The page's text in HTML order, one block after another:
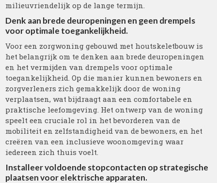
milieuvriendelijk op de lange termijn.
Denk aan brede deuropeningen en geen drempels
voor optimale toegankelijkheid.
Voor een zorgwoning gebouwd met houtskeletbouw is
het belangrijk om te denken aan brede deuropeningen
en het vermijden van drempels voor optimale
toegankelijkheid. Op die manier kunnen bewoners en
zorgverleners zich gemakkelijk door de woning
verplaatsen, wat bijdraagt aan een comfortabele en
praktische leefomgeving. Het ontwerp van de woning
speelt een cruciale rol in het bevorderen van de
mobiliteit en zelfstandigheid van de bewoners, en het
creëren van een inclusieve woonomgeving waar
iedereen zich thuis voelt.
Installeer voldoende stopcontacten op strategische
plaatsen voor elektrische apparaten.